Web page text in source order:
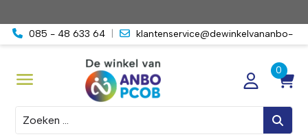
085 - 48 633 64
klantenservice@dewinkelvananbo-
Zoeken